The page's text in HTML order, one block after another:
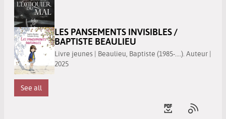
LES PANSEMENTS INVISIBLES /
BAPTISTE BEAULIEU
Livre jeunes | Beaulieu, Baptiste (1985-....). Auteur |
2025
See all